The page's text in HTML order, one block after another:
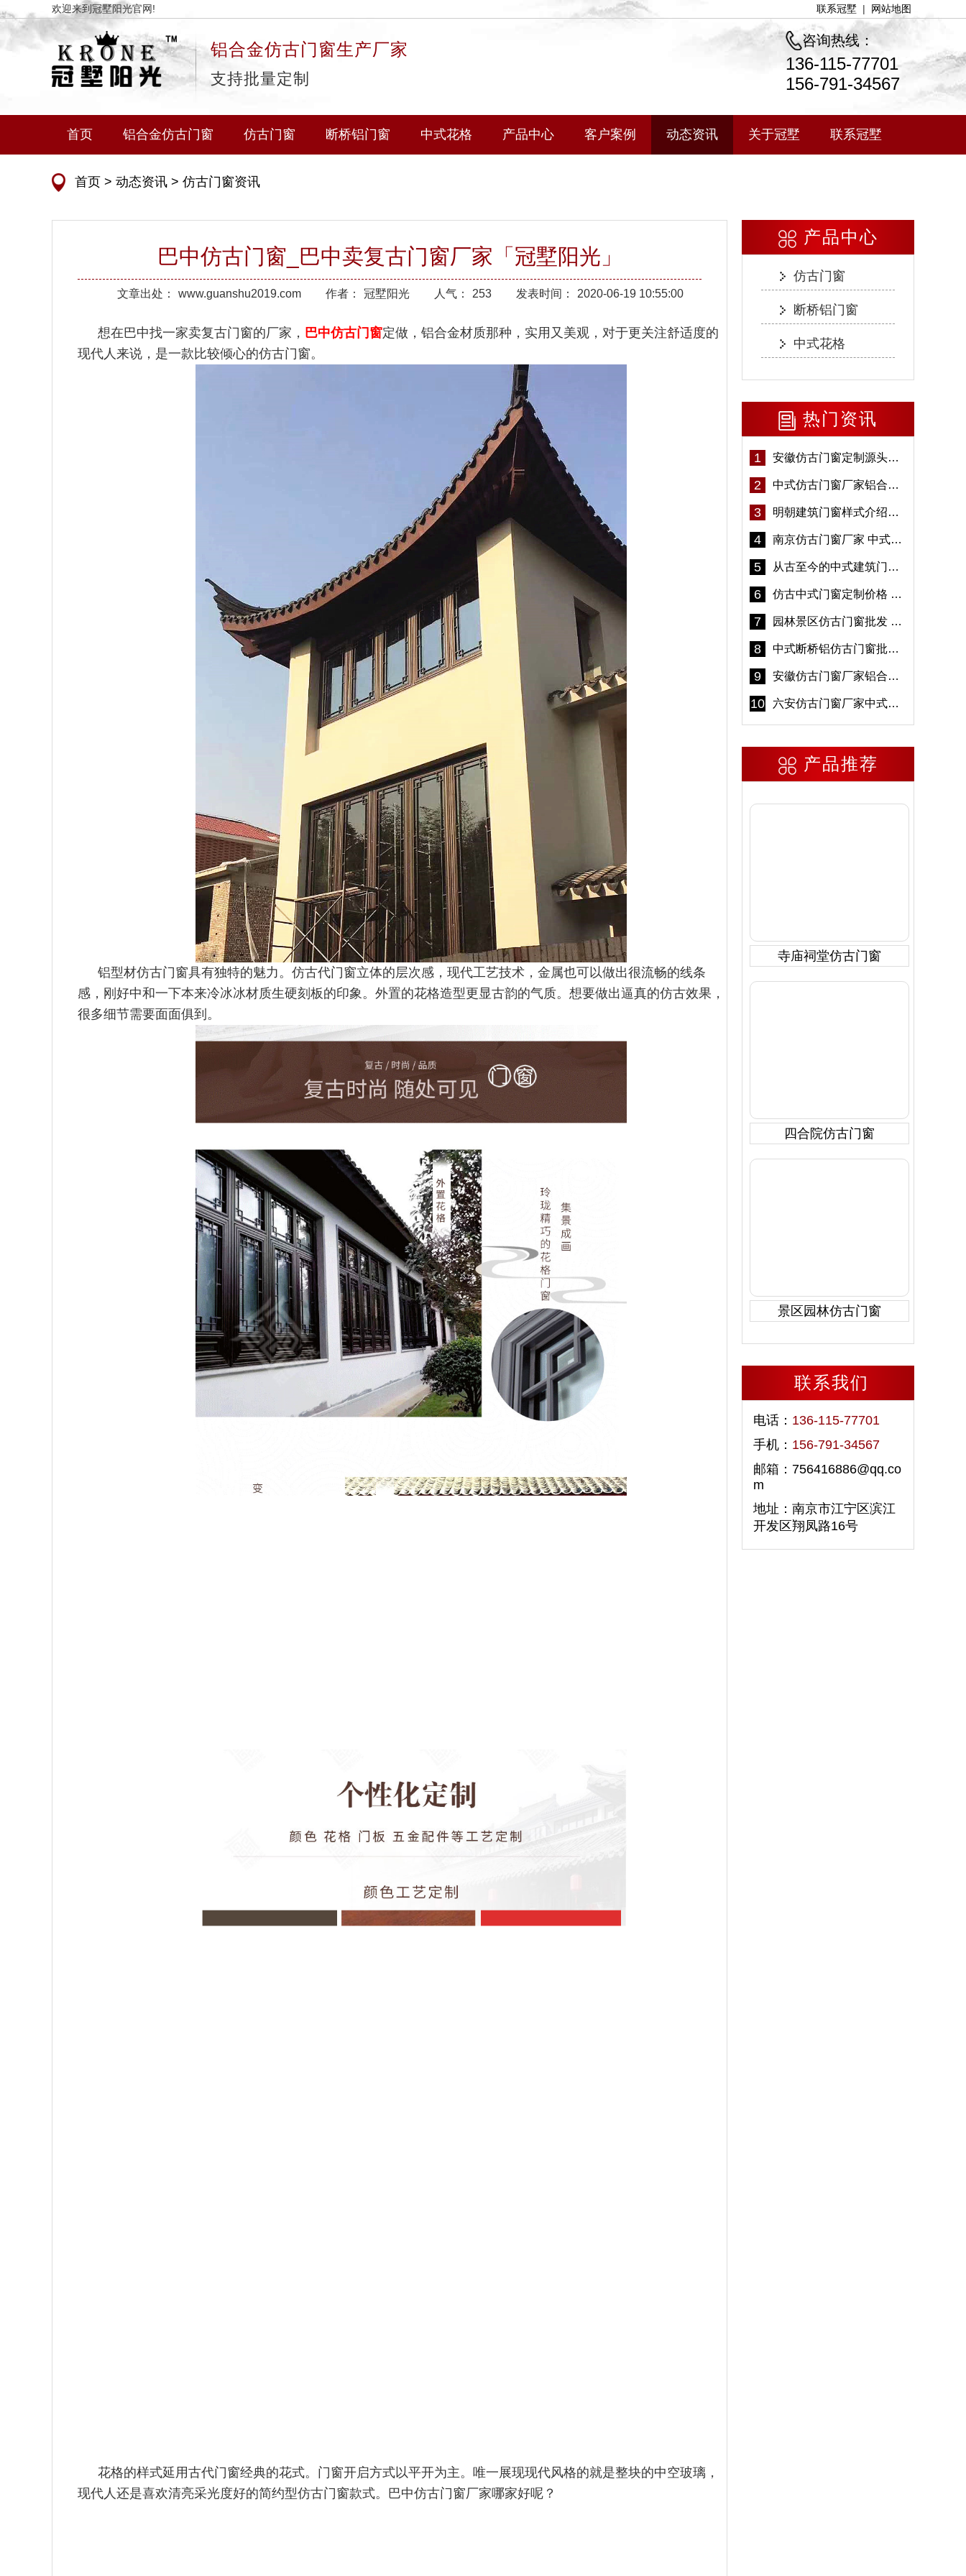
欢迎来到冠墅阳光官网! 联系冠墅 | 网站地图
铝合金仿古门窗生产厂家
支持批量定制
咨询热线：
136-115-77701
156-791-34567
首页 铝合金仿古门窗 仿古门窗 断桥铝门窗 中式花格 产品中心 客户案例 动态资讯 关于冠墅 联系冠墅
首页 > 动态资讯 > 仿古门窗资讯
巴中仿古门窗_巴中卖复古门窗厂家「冠墅阳光」
文章出处： www.guanshu2019.com 作者： 冠墅阳光 人气： 253 发表时间： 2020-06-19 10:55:00
想在巴中找一家卖复古门窗的厂家， 巴中仿古门窗定做，铝合金材质那种，实用又美观，对于更关注舒适度的
现代人来说，是一款比较倾心的仿古门窗。
铝型材仿古门窗具有独特的魅力。仿古代门窗立体的层次感，现代工艺技术，金属也可以做出很流畅的线条
感，刚好中和一下本来冷冰冰材质生硬刻板的印象。外置的花格造型更显古韵的气质。想要做出逼真的仿古效果，
很多细节需要面面俱到。
花格的样式延用古代门窗经典的花式。门窗开启方式以平开为主。唯一展现现代风格的就是整块的中空玻璃，
现代人还是喜欢清亮采光度好的简约型仿古门窗款式。巴中仿古门窗厂家哪家好呢？
产品中心
仿古门窗
断桥铝门窗
中式花格
热门资讯
1 安徽仿古门窗定制源头厂家 好打理免维护-冠墅阳光
2 中式仿古门窗厂家铝合金仿古门窗定制 5年质保
3 明朝建筑门窗样式介绍——冠墅阳光
4 南京仿古门窗厂家 中式仿古门窗定制 节能防水
5 从古至今的中式建筑门窗到底有多美「冠墅阳光」
6 仿古中式门窗定制价格 铝合金仿古门窗报价
7 园林景区仿古门窗批发 铝合金仿古门窗采购-冠墅阳光
8 中式断桥铝仿古门窗批发 冠墅阳光仿古门窗 6000平米实体工厂
9 安徽仿古门窗厂家铝合金仿古门窗批发 免费设计出货快
10 六安仿古门窗厂家中式仿古门窗制作 6000平米源头厂家
产品推荐
寺庙祠堂仿古门窗
四合院仿古门窗
景区园林仿古门窗
联系我们
电话： 136-115-77701
手机： 156-791-34567
邮箱：756416886@qq.co
m
地址：南京市江宁区滨江
开发区翔凤路16号